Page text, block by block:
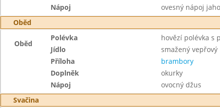
Nápoj
ovesný nápoj
Oběd
Oběd
Polévka
hovězí polévka s
Jídlo
smažený vepřový
Příloha
brambory
Doplněk
okurky
Nápoj
ovocný džus
Svačina